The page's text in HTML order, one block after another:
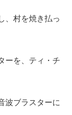
、村を焼き払っ
ーを、ティ・チ
波ブラスターに